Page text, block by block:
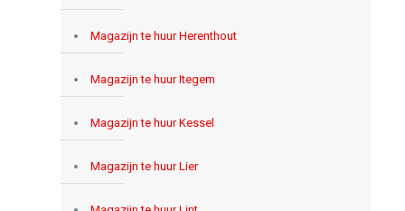
Magazijn te huur Herenthout
Magazijn te huur Itegem
Magazijn te huur Kessel
Magazijn te huur Lier